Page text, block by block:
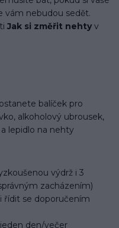
vám nebudou sedět.
Jak si změřit nehty v
balíček pro
alkoholový ubrousek,
lepidlo na nehty
výdrž i 3
zacházením)
řídit se doporučením
den/večer